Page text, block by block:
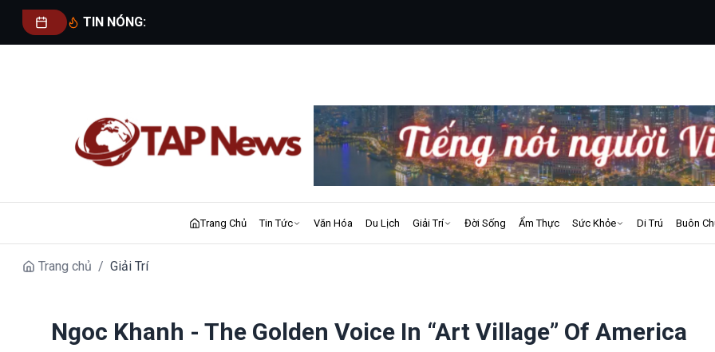
TIN NÓNG:
Trang Chủ Tin Tức Văn Hóa Du Lịch Giải Trí Đời Sống Ẩm Thực Sức Khỏe Di Trú Buôn
Trang chủ / Giải Trí
Ngoc Khanh - The Golden Voice In “Art Village” Of America